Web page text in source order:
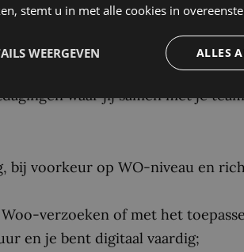
Als kers op de taart
van openbaarheid van
openbaar maken van
waar jij samen met je
bij voorkeur op WO-niveau en
verzoeken of met het
en je bent digitaal vaardig;
stemt u in met alle cookies in
ALLES
WEERGEVEN